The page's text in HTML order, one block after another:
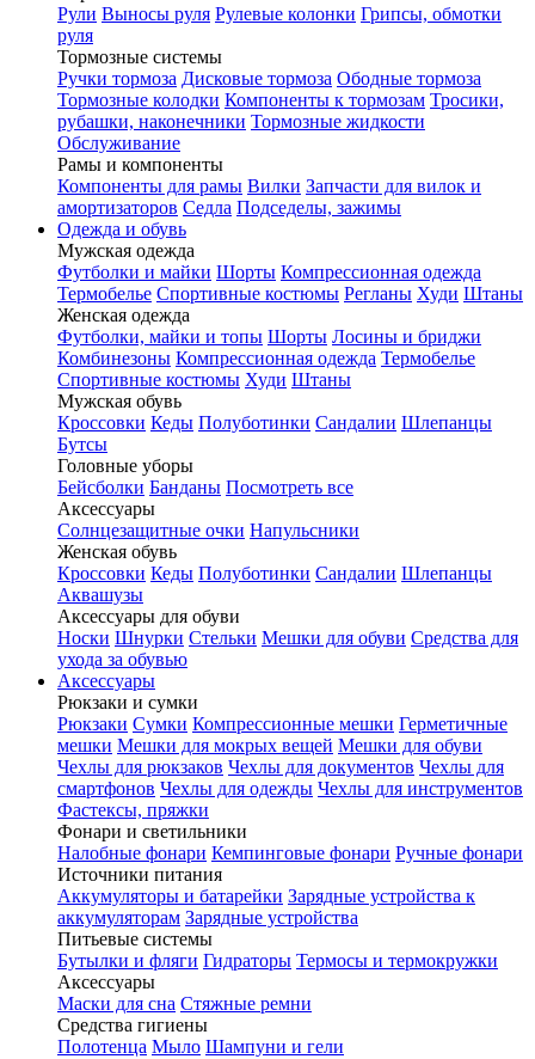
Рули Выносы руля Рулевые колонки Грипсы, обмотки
руля
Тормозные системы
Ручки тормоза Дисковые тормоза Ободные тормоза
Тормозные колодки Компоненты к тормозам Тросики,
рубашки, наконечники Тормозные жидкости
Обслуживание
Рамы и компоненты
Компоненты для рамы Вилки Запчасти для вилок и
амортизаторов Седла Подседелы, зажимы
Одежда и обувь
Мужская одежда
Футболки и майки Шорты Компрессионная одежда
Термобелье Спортивные костюмы Регланы Худи Штаны
Женская одежда
Футболки, майки и топы Шорты Лосины и бриджи
Комбинезоны Компрессионная одежда Термобелье
Спортивные костюмы Худи Штаны
Мужская обувь
Кроссовки Кеды Полуботинки Сандалии Шлепанцы
Бутсы
Головные уборы
Бейсболки Банданы Посмотреть все
Аксессуары
Солнцезащитные очки Напульсники
Женская обувь
Кроссовки Кеды Полуботинки Сандалии Шлепанцы
Аквашузы
Аксессуары для обуви
Носки Шнурки Стельки Мешки для обуви Средства для
ухода за обувью
Аксессуары
Рюкзаки и сумки
Рюкзаки Сумки Компрессионные мешки Герметичные
мешки Мешки для мокрых вещей Мешки для обуви
Чехлы для рюкзаков Чехлы для документов Чехлы для
смартфонов Чехлы для одежды Чехлы для инструментов
Фастексы, пряжки
Фонари и светильники
Налобные фонари Кемпинговые фонари Ручные фонари
Источники питания
Аккумуляторы и батарейки Зарядные устройства к
аккумуляторам Зарядные устройства
Питьевые системы
Бутылки и фляги Гидраторы Термосы и термокружки
Аксессуары
Маски для сна Стяжные ремни
Средства гигиены
Полотенца Мыло Шампуни и гели